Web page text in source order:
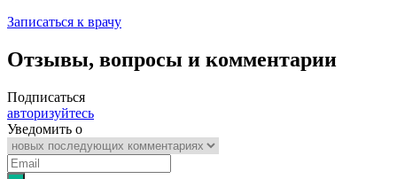
Записаться к врачу
Отзывы, вопросы и комментарии
Подписаться
авторизуйтесь
Уведомить о